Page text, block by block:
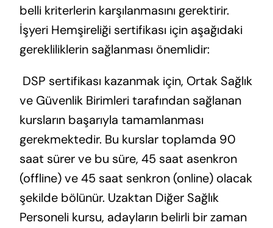
belli kriterlerin karşılanmasını gerektirir.
İşyeri Hemşireliği sertifikası için aşağıdaki
gerekliliklerin sağlanması önemlidir:
​ DSP sertifikası kazanmak için, Ortak Sağlık
ve Güvenlik Birimleri tarafından sağlanan
kursların başarıyla tamamlanması
gerekmektedir. Bu kurslar toplamda 90
saat sürer ve bu süre, 45 saat asenkron
(offline) ve 45 saat senkron (online) olacak
şekilde bölünür. Uzaktan Diğer Sağlık
Personeli kursu, adayların belirli bir zaman